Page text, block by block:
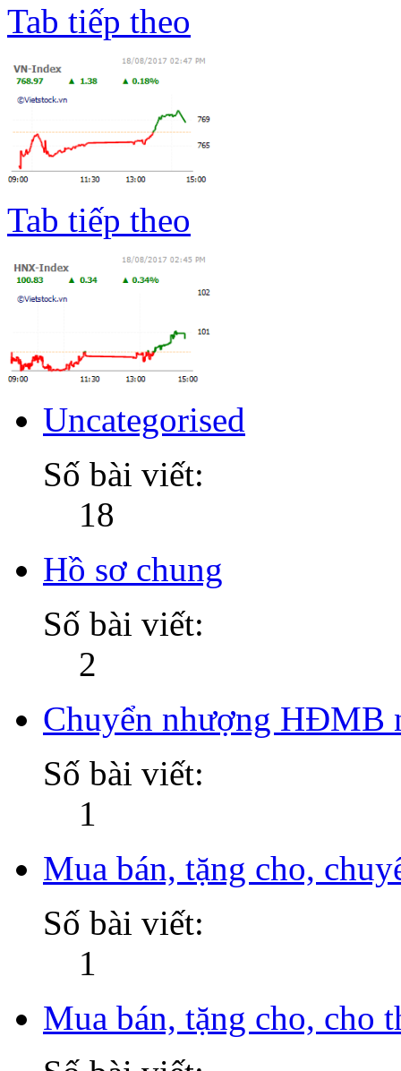
Tab tiếp theo
Tab tiếp theo
Uncategorised
Số bài viết:
18
Hồ sơ chung
Số bài viết:
2
Chuyển nhượng HĐMB
Số bài viết:
1
Mua bán, tặng cho,
Số bài viết:
1
Mua bán, tặng cho, cho